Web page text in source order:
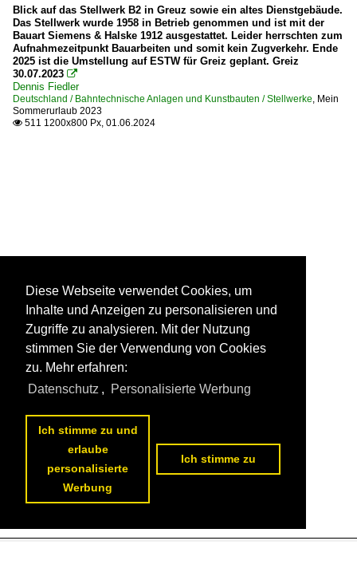
Blick auf das Stellwerk B2 in Greuz sowie ein altes Dienstgebäude.
Das Stellwerk wurde 1958 in Betrieb genommen und ist mit der
Bauart Siemens & Halske 1912 ausgestattet. Leider herrschten zum
Aufnahmezeitpunkt Bauarbeiten und somit kein Zugverkehr. Ende
2025 ist die Umstellung auf ESTW für Greiz geplant. Greiz
30.07.2023 
Dennis Fiedler
Deutschland / Bahntechnische Anlagen und Kunstbauten / Stellwerke, Mein
Sommerurlaub 2023
 511 1200x800 Px, 01.06.2024
Diese Webseite verwendet Cookies, um
Inhalte und Anzeigen zu personalisieren und
Zugriffe zu analysieren. Mit der Nutzung
stimmen Sie der Verwendung von Cookies
zu. Mehr erfahren:
Datenschutz , Personalisierte Werbung
Ich stimme zu und
erlaube
personalisierte
Werbung
Ich stimme zu